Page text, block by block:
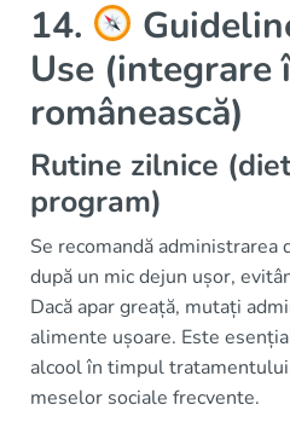
14.
Use (integrare
românească)
Rutine zilnice
program)
Se recomandă administrarea
după un mic dejun ușor,
Dacă apar greață, mutați
alimente ușoare. Este
alcool în timpul
meselor sociale frecvente.